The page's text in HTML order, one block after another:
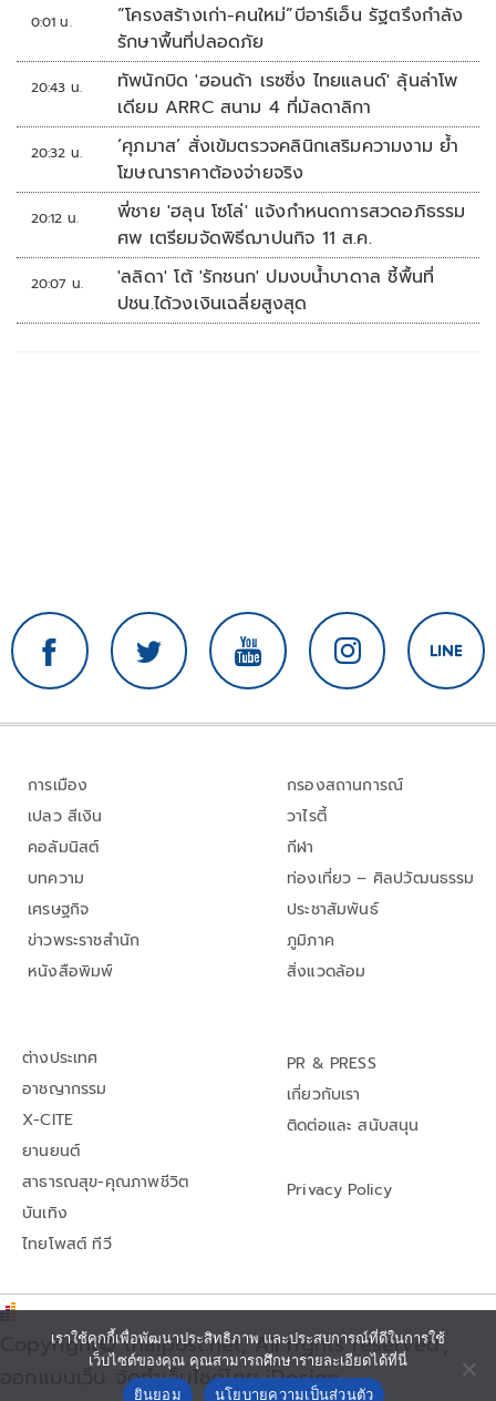
0:01 น.
“โครงสร้างเก่า-คนใหม่”บีอาร์เอ็น รัฐตรึงกำลัง
รักษาพื้นที่ปลอดภัย
20:43 น.
ทัพนักบิด 'ฮอนด้า เรซซิ่ง ไทยแลนด์' ลุ้นล่าโพ
เดียม ARRC สนาม 4 ที่มัลดาลิกา
20:32 น.
‘ศุภมาส’ สั่งเข้มตรวจคลินิกเสริมความงาม ย้ำ
โฆษณาราคาต้องจ่ายจริง
20:12 น.
พี่ชาย 'ฮลุน โซโล่' แจ้งกำหนดการสวดอภิธรรม
ศพ เตรียมจัดพิธีฌาปนกิจ 11 ส.ค.
20:07 น.
'ลลิดา' โต้ 'รักชนก' ปมงบน้ำบาดาล ชี้พื้นที่
ปชน.ได้วงเงินเฉลี่ยสูงสุด
การเมือง
เปลว สีเงิน
คอลัมนิสต์
บทความ
เศรษฐกิจ
ข่าวพระราชสำนัก
หนังสือพิมพ์
กรองสถานการณ์
วาไรตี้
กีฬา
ท่องเที่ยว – ศิลปวัฒนธรรม
ประชาสัมพันธ์
ภูมิภาค
สิ่งแวดล้อม
ต่างประเทศ
อาชญากรรม
X-CITE
ยานยนต์
สาธารณสุข-คุณภาพชีวิต
บันเทิง
ไทยโพสต์ ทีวี
PR & PRESS
เกี่ยวกับเรา
ติดต่อและ สนับสนุน
Privacy Policy
Copyright© thaipost.net, All rights reserved.,
ออกแบบเว็บ จัดทำเว็บไซต์โดย iDesign
เราใช้คุกกี้เพื่อพัฒนาประสิทธิภาพ และประสบการณ์ที่ดีในการใช้
เว็บไซต์ของคุณ คุณสามารถศึกษารายละเอียดได้ที่นี่
ยินยอม
นโยบายความเป็นส่วนตัว